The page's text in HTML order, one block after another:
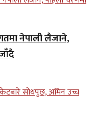
नेपाली लैजाने,